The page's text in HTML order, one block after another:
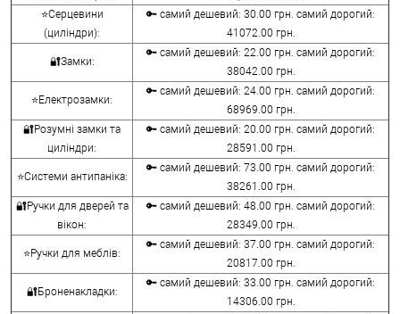
⭐Серцевини
(циліндри):
🔑 самий дешевий: 30.00 грн. самий дорогий:
41072.00 грн.
🔐Замки:
🔑 самий дешевий: 22.00 грн. самий дорогий:
38042.00 грн.
⭐Електрозамки:
🔑 самий дешевий: 24.00 грн. самий дорогий:
68969.00 грн.
🔐Розумні замки та
циліндри:
🔑 самий дешевий: 20.00 грн. самий дорогий:
28591.00 грн.
⭐Системи антипаніка:
🔑 самий дешевий: 73.00 грн. самий дорогий:
38261.00 грн.
🔐Ручки для дверей та
вікон:
🔑 самий дешевий: 48.00 грн. самий дорогий:
28349.00 грн.
⭐Ручки для меблів:
🔑 самий дешевий: 37.00 грн. самий дорогий:
20817.00 грн.
🔐Броненакладки:
🔑 самий дешевий: 33.00 грн. самий дорогий:
14306.00 грн.